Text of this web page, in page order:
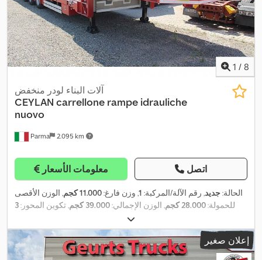
1 / 8
Parma 2.095 km
آلات البناء لودر منخفض
CEYLAN carrellone rampe idrauliche
nuovo
معلومات الأسعار اتصل
الحالة:جديد, رقم الآلة/المركبة: 1, وزن فارغ:11.000 كجم
, الوزن الأقصى
للحمولة:28.000 كجم , الوزن الإجمالي:39.000 كجم , تكوين المحور:3
13.650 مم
مم, ارتفاع مساحة التحميل:870 مم , تعليق:هواء, مقاس الإطار:245.70 r
17.5
, لون:أحمر داكن, سنة الصنع:2020, معدات:نظام الفرامل المانعة
للانغلاق (ABS),
إعلان صغير